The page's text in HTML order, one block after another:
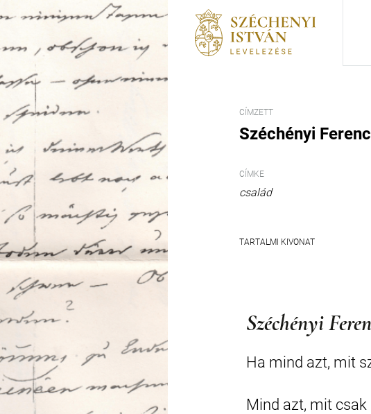
CÍMZETT
Széchényi
CÍMKE
család
TARTALMI KIVONAT
Széchényi
Ha mind azt, mit
Mind azt, mit